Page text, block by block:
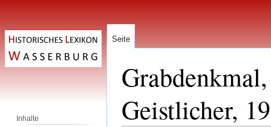
Geistlicher,
Seite
Inhalte